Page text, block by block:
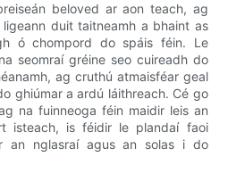
beloved ar aon teach, ag
duit taitneamh a bhaint as
ó chompord do spáis féin. Le
seomraí gréine seo cuireadh do
ag cruthú atmaisféar geal
ghiúmar a ardú láithreach. Cé go
na fuinneoga féin maidir leis an
isteach, is féidir le plandaí faoi
an nglasraí agus an solas i do